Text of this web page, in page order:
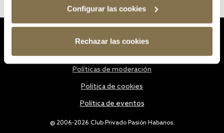
Configurar las cookies
Rechazar las cookies
@ 2006-2026 Club Privado Pasión Habanos.
Políticas de moderación
Política de cookies
Política de eventos